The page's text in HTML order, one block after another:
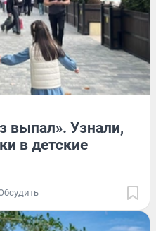
выпал». Узнали,
в детские